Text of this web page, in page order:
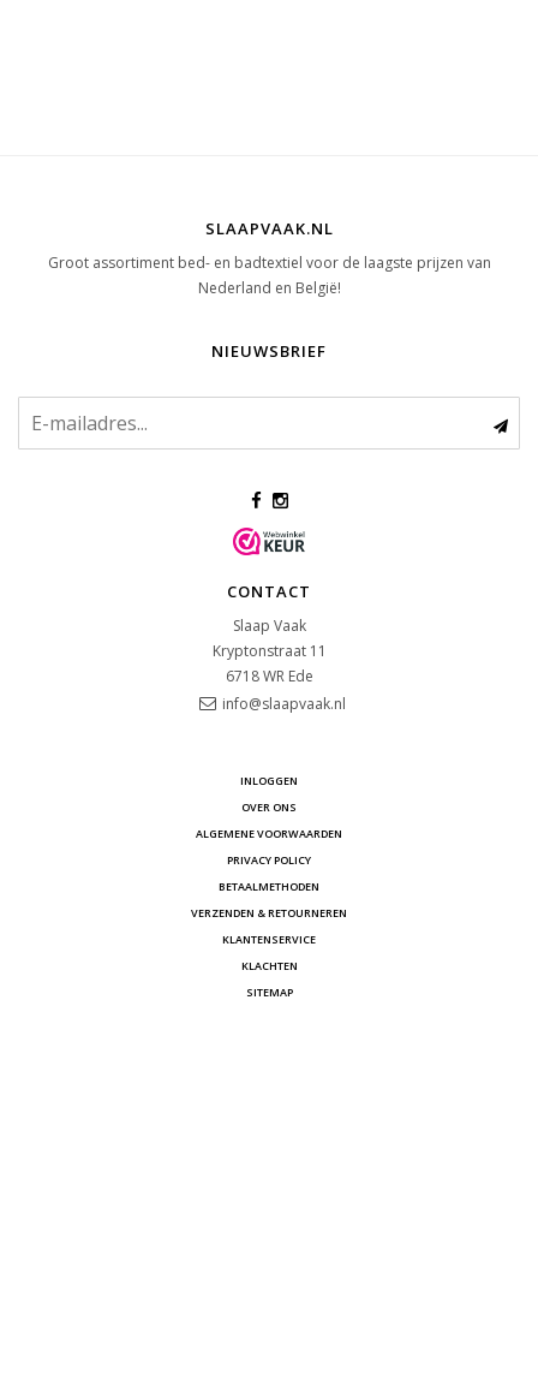
SLAAPVAAK.NL
Groot assortiment bed- en badtextiel voor de laagste prijzen van
Nederland en België!
NIEUWSBRIEF
CONTACT
Slaap Vaak
Kryptonstraat 11
6718 WR Ede
info@slaapvaak.nl
INLOGGEN
OVER ONS
ALGEMENE VOORWAARDEN
PRIVACY POLICY
BETAALMETHODEN
VERZENDEN & RETOURNEREN
KLANTENSERVICE
KLACHTEN
SITEMAP